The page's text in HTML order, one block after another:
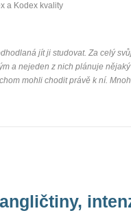
a Kodex kvality
jít ji studovat. Za celý
a nejeden z nich plánuje
mohli chodit právě k ní.